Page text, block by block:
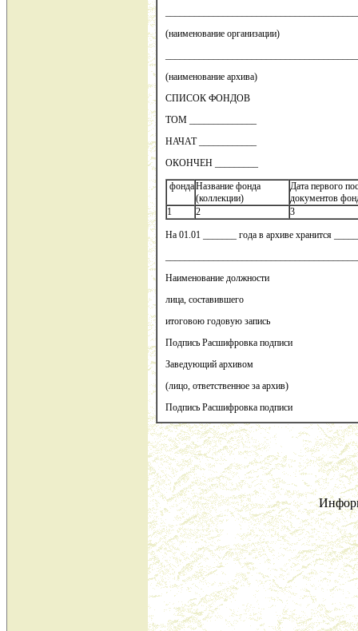
(наименование организации)
(наименование архива)
СПИСОК ФОНДОВ
ТОМ ______________
НАЧАТ ____________
ОКОНЧЕН _________
фондаНазвание фонда
(коллекции)
Дата первого
документов
1
2 3
На 01.01 _______ года в архиве хранится
Наименование должности
лица, составившего
итоговою годовую запись
Подпись Расшифровка подписи
Заведующий архивом
(лицо, ответственное за архив)
Подпись Расшифровка подписи